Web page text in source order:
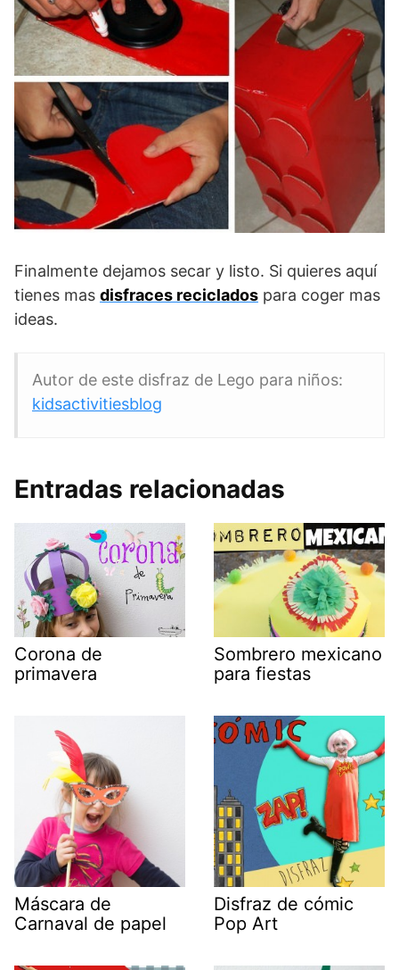
Finalmente dejamos secar y listo. Si quieres aquí
tienes mas disfraces reciclados para coger mas
ideas.
Autor de este disfraz de Lego para niños:
kidsactivitiesblog
Entradas relacionadas
Corona de
primavera
Sombrero mexicano
para fiestas
Máscara de
Carnaval de papel
Disfraz de cómic
Pop Art